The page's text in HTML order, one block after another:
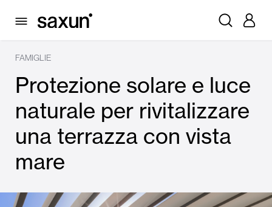
FAMIGLIE
Protezione solare e luce
naturale per rivitalizzare
una terrazza con vista
mare